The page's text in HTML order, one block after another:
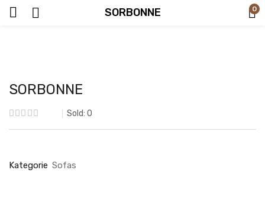
SORBONNE 0
SORBONNE
Sold: 0
Kategorie Sofas